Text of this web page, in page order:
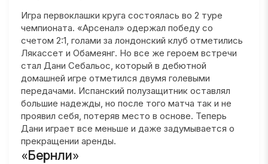
Игра первоклашки круга состоялась во 2 туре
чемпионата. «Арсенал» одержал победу со
счетом 2:1, голами за лондонский клуб отметились
Лякассет и Обамеянг. Но все же героем встречи
стал Дани Себальос, который в дебютной
домашней игре отметился двумя голевыми
передачами. Испанский полузащитник оставлял
большие надежды, но после того матча так и не
проявил себя, потеряв место в основе. Теперь
Дани играет все меньше и даже задумывается о
прекращении аренды.
«Бернли»